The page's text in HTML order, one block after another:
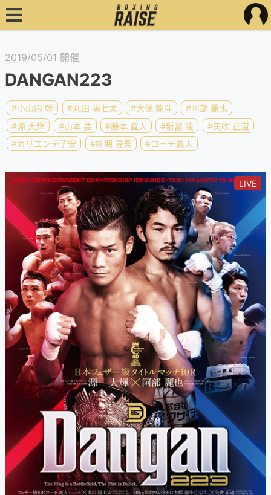
2019/05/01 開催
DANGAN223
#小山内 幹 #丸田 陽七太 #大保 龍斗
#阿部 麗也
#源 大輝
#山本 要 #藤本 直人 #新冨 凌
#矢吹 正道
#カリエンテ子安
#柳堀 隆吾 #コーチ義人
LIVE